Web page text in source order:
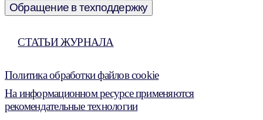
Обращение в техподдержку
СТАТЬИ ЖУРНАЛА
Политика обработки файлов cookie
На информационном ресурсе применяются
рекомендательные технологии